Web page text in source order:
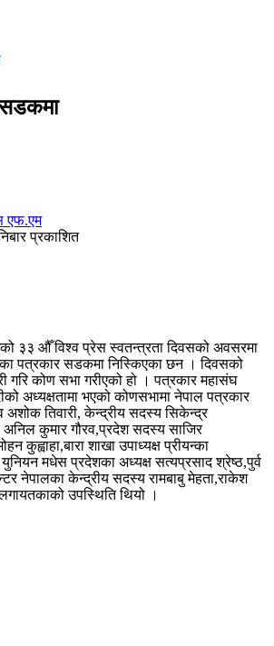
सडकमा
एफ.एम
प्रकाशित
३३ औँ विश्व प्रेस स्वतन्त्रता दिवसको अवसरमा
पत्रकार सडकमा निस्किएका छन । दिवसको
कोण सभा गरीएको हो । पत्रकार महासंघ
अध्यक्षतामा भएको कोणसभामा नेपाल पत्रकार
अशोक तिवारी, केन्द्रीय सदस्य सिकेन्द्र
अनिल कुमार गौरव,प्रदेश सदस्य साजिर
कुह्वाहा,बारा शाखा उपाध्यक्ष प्रीयन्का
मधेस प्रदेशका अध्यक्ष सत्यप्रसाद श्रेष्ठ,पुर्व
नेपालका केन्द्रीय सदस्य रामबाबु मेहता,राकेश
उपस्थिति थियो ।